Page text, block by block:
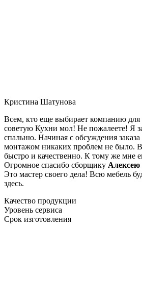
Кристина Шатунова
Всем, кто еще выбирает компанию для
советую Кухни мол! Не пожалеете! Я
спальню. Начиная с обсуждения заказа
монтажом никаких проблем не было.
быстро и качественно. К тому же мне
Огромное спасибо сборщику Алексею
Это мастер своего дела! Всю мебель
здесь.
Качество продукции
Уровень сервиса
Срок изготовления